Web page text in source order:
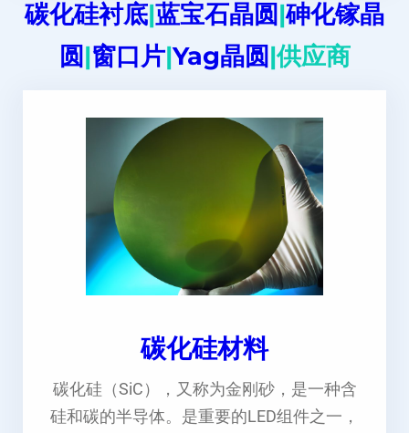
碳化硅衬底|蓝宝石晶圆|砷化镓晶
圆|窗口片|Yag晶圆|供应商
碳化硅材料
碳化硅（SiC），又称为金刚砂，是一种含
硅和碳的半导体。是重要的LED组件之一，